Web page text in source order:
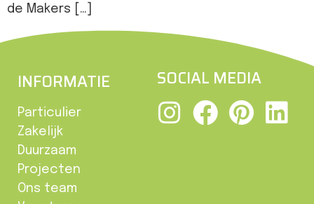
de Makers […]
INFORMATIE
Particulier
Zakelijk
Duurzaam
Projecten
Ons team
SOCIAL MEDIA